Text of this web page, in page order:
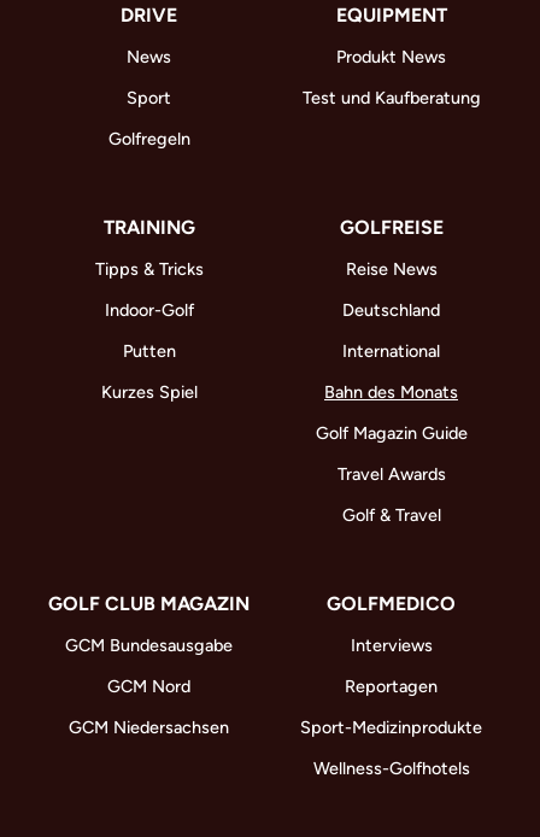
DRIVE
News
Sport
Golfregeln
EQUIPMENT
Produkt News
Test und Kaufberatung
TRAINING
Tipps & Tricks
Indoor-Golf
Putten
Kurzes Spiel
GOLFREISE
Reise News
Deutschland
International
Bahn des Monats
Golf Magazin Guide
Travel Awards
Golf & Travel
GOLF CLUB MAGAZIN
GCM Bundesausgabe
GCM Nord
GCM Niedersachsen
GOLFMEDICO
Interviews
Reportagen
Sport-Medizinprodukte
Wellness-Golfhotels